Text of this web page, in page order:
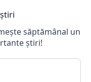
săptămânal un
știri!